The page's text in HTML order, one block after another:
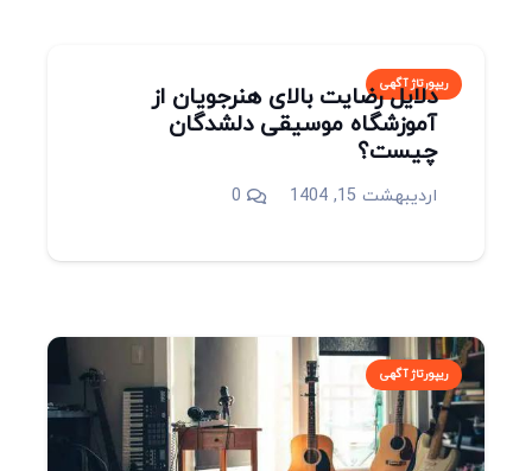
ریپورتاژ آگهی
دلایل رضایت بالای هنرجویان از
آموزشگاه موسیقی دلشدگان
چیست؟
اردیبهشت 15, 1404 0
ریپورتاژ آگهی